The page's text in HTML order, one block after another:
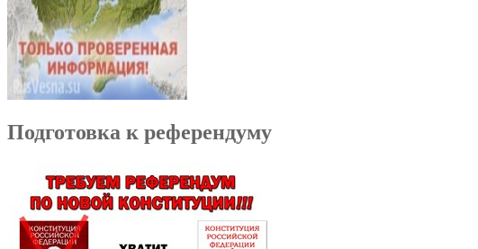
Подготовка к референдуму